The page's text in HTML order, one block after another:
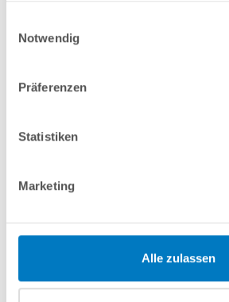
Notwendig
Präferenzen
Statistiken
Marketing
Alle zulassen
7-teiliges Wasserpflegeset PROFI
Vergleichen